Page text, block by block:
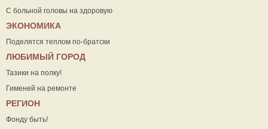
С больной головы на здоровую
ЭКОНОМИКА
Поделятся теплом по-братски
ЛЮБИМЫЙ ГОРОД
Тазики на полку!
Гименей на ремонте
РЕГИОН
Фонду быть!